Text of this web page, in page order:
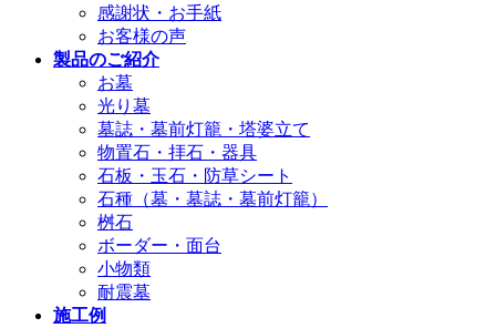
感謝状・お手紙
お客様の声
製品のご紹介
お墓
光り墓
墓誌・墓前灯籠・塔婆立て
物置石・拝石・器具
石板・玉石・防草シート
石種（墓・墓誌・墓前灯籠）
桝石
ボーダー・面台
小物類
耐震墓
施工例